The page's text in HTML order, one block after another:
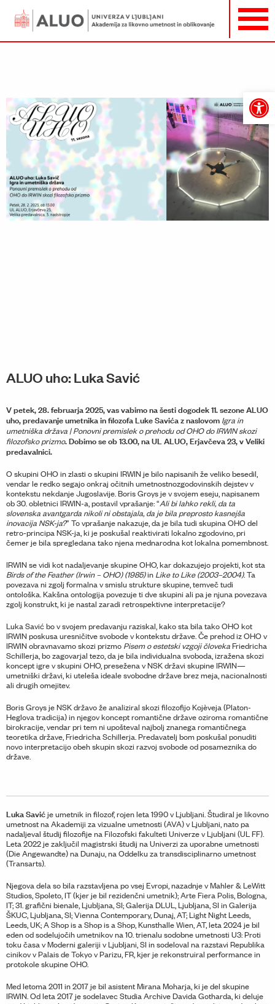
Open
toolbar
ALUO uho: Luka Savić
V petek, 28. februarja 2025, vas vabimo na šesti dogodek 11. sezone ALUO
uho, predavanje umetnika in filozofa Luke Savića z naslovom Igra in
umetniška država | Ponovni premislek o prehodu od OHO do IRWIN skozi
filozofsko prizmo. Dobimo se ob 13.00, na UL ALUO, Erjavčeva 23, v Veliki
predavalnici.
O skupini OHO in zlasti o skupini IRWIN je bilo napisanih že veliko besedil,
vendar le redko segajo onkraj očitnih umetnostnozgodovinskih dejstev v
kontekstu nekdanje Jugoslavije. Boris Groys je v svojem eseju, napisanem
ob 30. obletnici IRWIN-a, postavil vprašanje: “Ali bi lahko rekli, da ta
slovenska avantgarda nikoli ni obstajala, da je bila preprosto kasnejša
inovacija NSK-ja?” To vprašanje nakazuje, da je bila tudi skupina OHO del
retro-principa NSK-ja, ki je poskušal reaktivirati lokalno zgodovino, pri
čemer je bila spregledana tako njena mednarodna kot lokalna pomembnost.
IRWIN se vidi kot nadaljevanje skupine OHO, kar dokazujejo projekti, kot sta
Birds of the Feather (Irwin – OHO) (1985)in Like to Like (2003–2004). Ta
povezava ni zgolj formalna v smislu strukture skupine, temveč tudi
ontološka. Kakšna ontologija povezuje ti dve skupini ali pa je njuna povezava
zgolj konstrukt, ki je nastal zaradi retrospektivne interpretacije?
Luka Savić bo v svojem predavanju raziskal, kako sta bila tako OHO kot
IRWIN poskusa uresničitve svobode v kontekstu države. Če prehod iz OHO v
IRWIN obravnavamo skozi prizmo Pisem o estetski vzgoji človekaFriedricha
Schillerja, bo zagovarjal tezo, da je bila individualna svoboda, izražena skozi
koncept igre v skupini OHO, presežena v NSK državi skupine IRWIN—
umetniški državi, ki uteleša ideale svobodne države brez meja, nacionalnosti
ali drugih omejitev.
Boris Groys je NSK državo že analiziral skozi filozofijo Kojèveja (Platon-
Heglova tradicija) in njegov koncept romantične države oziroma romantične
birokracije, vendar pri tem ni upošteval najbolj znanega romantičnega
teoretika države, Friedricha Schillerja. Predavatelj bom poskušal ponuditi
novo interpretacijo obeh skupin skozi razvoj svobode od posameznika do
države.
Luka Savićje umetnik in filozof, rojen leta 1990 v Ljubljani. Študiral je likovno
umetnost na Akademiji za vizualne umetnosti (AVA) v Ljubljani, nato pa
nadaljeval študij filozofije na Filozofski fakulteti Univerze v Ljubljani (UL FF).
Leta 2022 je zaključil magistrski študij na Univerzi za uporabne umetnosti
(Die Angewandte) na Dunaju, na Oddelku za transdisciplinarno umetnost
(Transarts).
Njegova dela so bila razstavljena po vsej Evropi, nazadnje v Mahler & LeWitt
Studios, Spoleto, IT (kjer je bil rezidenčni umetnik); Arte Fiera Polis, Bologna,
IT; 31. grafični bienale, Ljubljana, SI; Galerija DLUL, Ljubljana, SI in Galerija
ŠKUC, Ljubljana, SI; Vienna Contemporary, Dunaj, AT; Light Night Leeds,
Leeds, UK; A Shop is a Shop is a Shop, Kunsthalle Wien, AT, leta 2024 je bil
eden od sodelujočih umetnikov na 10. trienalu sodobne umetnosti U3: Proti
toku časa v Moderni galeriji v Ljubljani, SI in sodeloval na razstavi Republika
cinikov v Palais de Tokyo v Parizu, FR, kjer je rekonstruiral performance in
protokole skupine OHO.
Med letoma 2011 in 2017 je bil asistent Mirana Moharja, ki je del skupine
IRWIN. Od leta 2017 je sodelavec Studia Archive Davida Gotharda, ki deluje